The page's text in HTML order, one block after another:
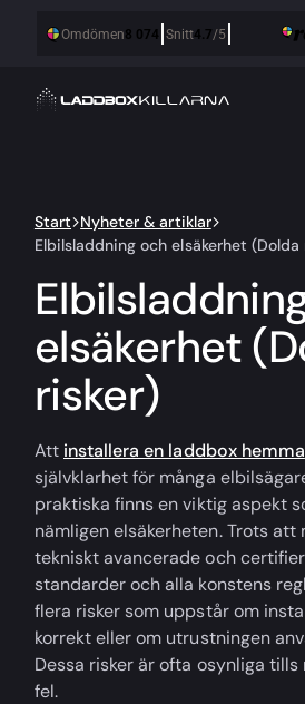
Start Nyheter & artiklar
Elbilsladdning och elsäkerhet (Dolda
elsäkerhet
risker)
Att installera en laddbox hemma
självklarhet för många
praktiska finns en viktig aspekt
nämligen elsäkerheten. Trots
tekniskt avancerade och
standarder och alla konstens
flera risker som uppstår om
korrekt eller om utrustningen
Dessa risker är ofta osynliga
fel.